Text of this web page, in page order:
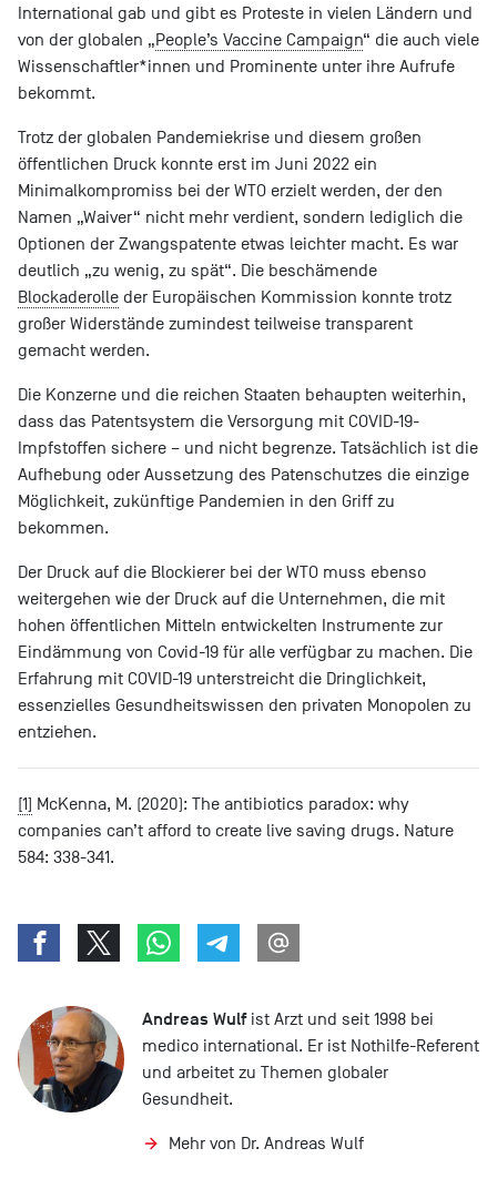
International gab und gibt es Proteste in vielen Ländern und
von der globalen „People’s Vaccine Campaign“ die auch viele
Wissenschaftler*innen und Prominente unter ihre Aufrufe
bekommt.
Trotz der globalen Pandemiekrise und diesem großen
öffentlichen Druck konnte erst im Juni 2022 ein
Minimalkompromiss bei der WTO erzielt werden, der den
Namen „Waiver“ nicht mehr verdient, sondern lediglich die
Optionen der Zwangspatente etwas leichter macht. Es war
deutlich „zu wenig, zu spät“. Die beschämende
Blockaderolle der Europäischen Kommission konnte trotz
großer Widerstände zumindest teilweise transparent
gemacht werden.
Die Konzerne und die reichen Staaten behaupten weiterhin,
dass das Patentsystem die Versorgung mit COVID-19-
Impfstoffen sichere – und nicht begrenze. Tatsächlich ist die
Aufhebung oder Aussetzung des Patenschutzes die einzige
Möglichkeit, zukünftige Pandemien in den Griff zu
bekommen.
Der Druck auf die Blockierer bei der WTO muss ebenso
weitergehen wie der Druck auf die Unternehmen, die mit
hohen öffentlichen Mitteln entwickelten Instrumente zur
Eindämmung von Covid-19 für alle verfügbar zu machen. Die
Erfahrung mit COVID-19 unterstreicht die Dringlichkeit,
essenzielles Gesundheitswissen den privaten Monopolen zu
entziehen.
[1] McKenna, M. (2020): The antibiotics paradox: why
companies can’t afford to create live saving drugs. Nature
584: 338-341.
Andreas Wulfist Arzt und seit 1998 bei
medico international. Er ist Nothilfe-Referent
und arbeitet zu Themen globaler
Gesundheit.
Mehr von Dr. Andreas Wulf